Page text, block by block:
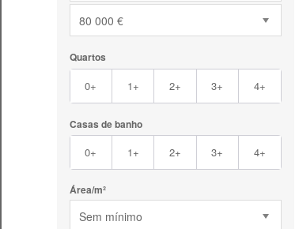
80 000 €
Quartos
0+ 1+ 2+ 3+ 4+
Casas de banho
0+ 1+ 2+ 3+ 4+
Área/m²
Sem mínimo